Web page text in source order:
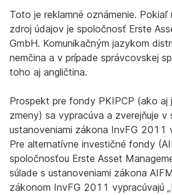
Toto je reklamné oznámenie. Pokiaľ
zdroj údajov je spoločnosť Erste
GmbH. Komunikačným jazykom
nemčina a v prípade správcovskej
toho aj angličtina.
Prospekt pre fondy PKIPCP (ako aj
zmeny) sa vypracúva a zverejňuje v
ustanoveniami zákona InvFG 2011
Pre alternatívne investičné fondy
spoločnosťou Erste Asset
súlade s ustanoveniami zákona
zákonom InvFG 2011 vypracúvajú